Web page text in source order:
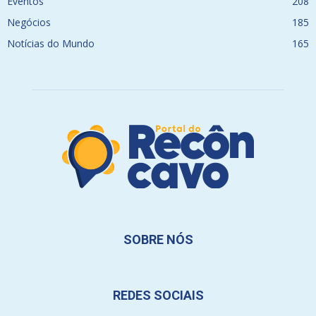
Negócios
185
Notícias do Mundo
165
SOBRE NÓS
REDES SOCIAIS